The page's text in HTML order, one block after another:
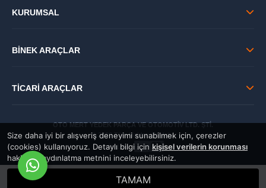
Size daha iyi bir alışveriş deneyimi sunabilmek için, çerezler
(cookies) kullanıyoruz. Detaylı bilgi için kişisel verilerin korunması
hakkında aydınlatma metnini inceleyebilirsiniz.
TAMAM
KURUMSAL
BİNEK ARAÇLAR
TİCARİ ARAÇLAR
OTO MERT YEDEK PARÇA VE OTOMOTİV LTD. ŞTİ.
© 2026 Tüm Hakları Saklıdır.
GÜVENLİ: